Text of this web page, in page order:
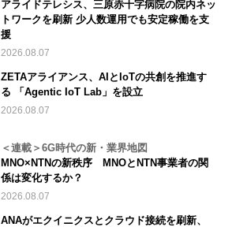
アライドテレシス、三原赤十字病院の院内ネッ
トワークを刷新 少人数運用でも安定稼働を支
援
2026.08.07
ZETAアライアンス、AIとIoTの共創を推進す
る 「Agentic IoT Lab」を設立
2026.08.07
＜連載＞6G時代の新・業界地図
MNO×NTNの新秩序 MNOとNTN事業者の関
係は変化するか？
2026.08.07
ANAがエクイニクスとクラウド接続を刷新、